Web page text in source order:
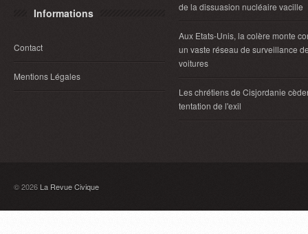
Informations
Contact
Mentions Légales
de la dissuasion nucléaire vacille
Aux Etats-Unis, la colère monte
un vaste réseau de surveillance
voitures
Les chrétiens de Cisjordanie
tentation de l'exil
© 2026 La Revue Civique